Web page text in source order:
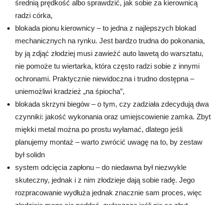
średnią prędkość albo sprawdzić, jak sobie za kierownicą
radzi córka,
blokada pionu kierownicy – to jedna z najlepszych blokad
mechanicznych na rynku. Jest bardzo trudna do pokonania,
by ją zdjąć złodziej musi zawieźć auto lawetą do warsztatu,
nie pomoże tu wiertarka, która często radzi sobie z innymi
ochronami. Praktycznie niewidoczna i trudno dostępna –
uniemożliwi kradzież „na śpiocha”,
blokada skrzyni biegów – o tym, czy zadziała zdecydują dwa
czynniki: jakość wykonania oraz umiejscowienie zamka. Zbyt
miękki metal można po prostu wyłamać, dlatego jeśli
planujemy montaż – warto zwrócić uwagę na to, by zestaw
był solidn
system odcięcia zapłonu – do niedawna był niezwykle
skuteczny, jednak i z nim złodzieje dają sobie radę. Jego
rozpracowanie wydłuża jednak znacznie sam proces, więc